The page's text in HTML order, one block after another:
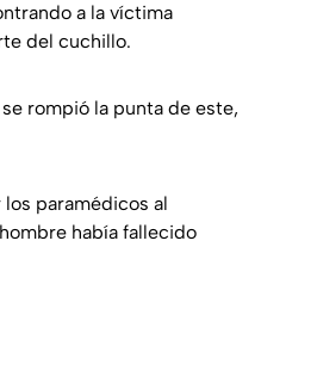
a la víctima
del cuchillo.
rompió la punta de este,
paramédicos al
había fallecido